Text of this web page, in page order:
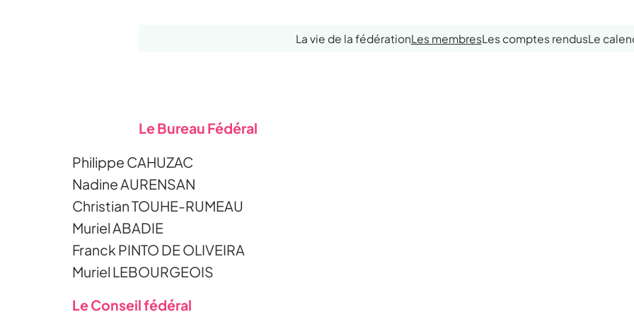
La vie de la fédérationLes membresLes comptes rendusLe
Le Bureau Fédéral
Philippe CAHUZAC
Nadine AURENSAN
Christian TOUHE-RUMEAU
Muriel ABADIE
Franck PINTO DE OLIVEIRA
Muriel LEBOURGEOIS
Le Conseil fédéral